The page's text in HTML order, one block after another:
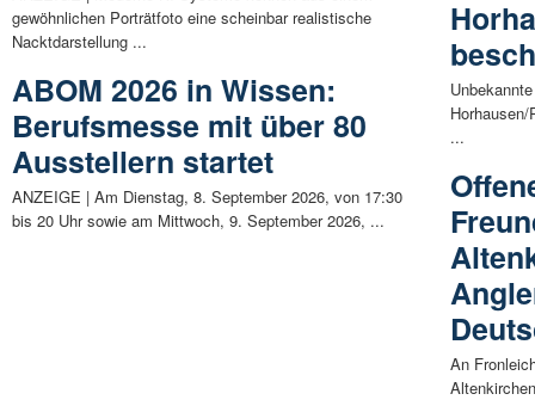
gewöhnlichen Porträtfoto eine scheinbar realistische
Nacktdarstellung ...
ABOM 2026 in Wissen:
Berufsmesse mit über 80
Ausstellern startet
ANZEIGE | Am Dienstag, 8. September 2026, von 17:30
bis 20 Uhr sowie am Mittwoch, 9. September 2026, ...
...
An